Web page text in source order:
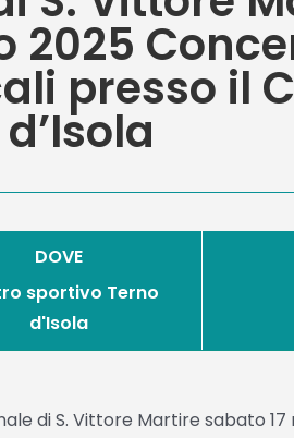
2025
presso il
DOVE
sportivo Terno
d'Isola
di S. Vittore Martire sabato 17